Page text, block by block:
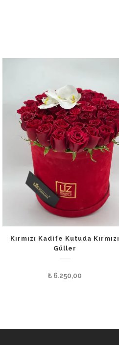
Kırmızı Kadife Kutuda Kırmızı
Güller
₺ 6.250,00